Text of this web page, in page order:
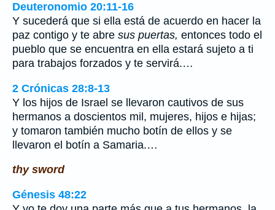
Deuteronomio 20:11-16
Y sucederá que si ella está de acuerdo en hacer la
paz contigo y te abre sus puertas, entonces todo el
pueblo que se encuentra en ella estará sujeto a ti
para trabajos forzados y te servirá.…
2 Crónicas 28:8-13
Y los hijos de Israel se llevaron cautivos de sus
hermanos a doscientos mil, mujeres, hijos e hijas;
y tomaron también mucho botín de ellos y se
llevaron el botín a Samaria.…
thy sword
Génesis 48:22